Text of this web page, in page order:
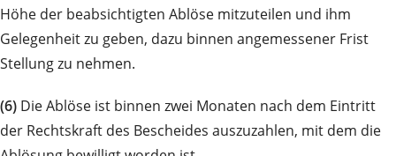
Höhe der beabsichtigten Ablöse mitzuteilen und ihm
Gelegenheit zu geben, dazu binnen angemessener Frist
Stellung zu nehmen.
(6) Die Ablöse ist binnen zwei Monaten nach dem Eintritt
der Rechtskraft des Bescheides auszuzahlen, mit dem die